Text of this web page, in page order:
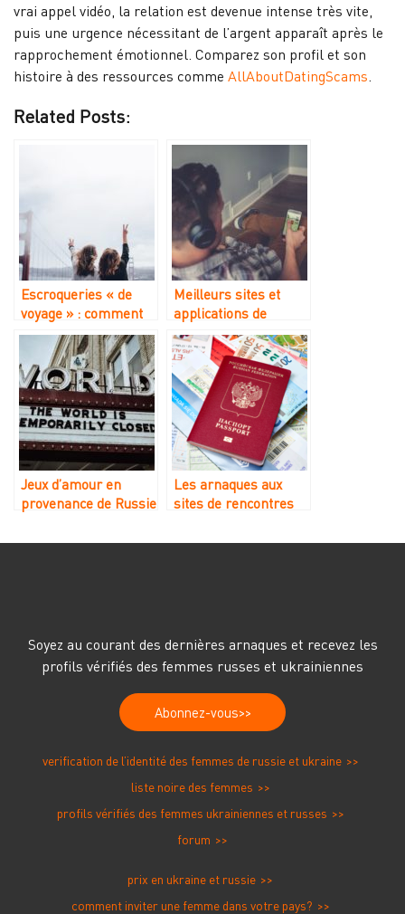
vrai appel vidéo, la relation est devenue intense très vite,
puis une urgence nécessitant de l’argent apparaît après le
rapprochement émotionnel. Comparez son profil et son
histoire à des ressources comme AllAboutDatingScams
Related Posts:
Escroqueries « de
voyage » : comment
les escrocs utilisent
de fausses vacances
pour tromper leurs
victimes
Meilleurs sites et
applications de
rencontres pour
joueurs examinés
pour 2023
Jeux d’amour en
provenance de Russie
pandémie et la
amoureuses
Les arnaques aux
sites de rencontres
nouvelles méthodes,
Soyez au courant des dernières arnaques et recevez les
profils vérifiés des femmes russes et ukrainiennes
Abonnez-vous
verification de l’identité des femmes de russie et ukraine
liste noire des femmes
profils vérifiés des femmes ukrainiennes et russes
forum
prix en ukraine et russie
comment inviter une femme dans votre pays?